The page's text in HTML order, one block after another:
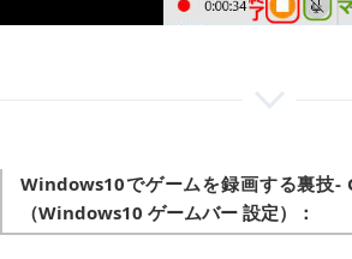
Windows10でゲームを録画する裏技-
（Windows10 ゲームバー 設定）：